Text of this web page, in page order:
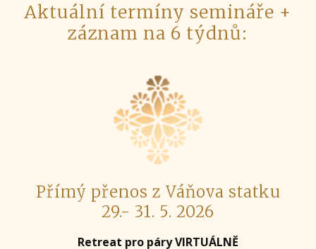
Aktuální termíny semináře +
záznam na 6 týdnů:
Přímý přenos z Váňova statku
29.- 31. 5. 2026
Retreat pro páry VIRTUÁLNĚ